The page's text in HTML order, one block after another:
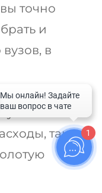
точно
и
в
—
так
1